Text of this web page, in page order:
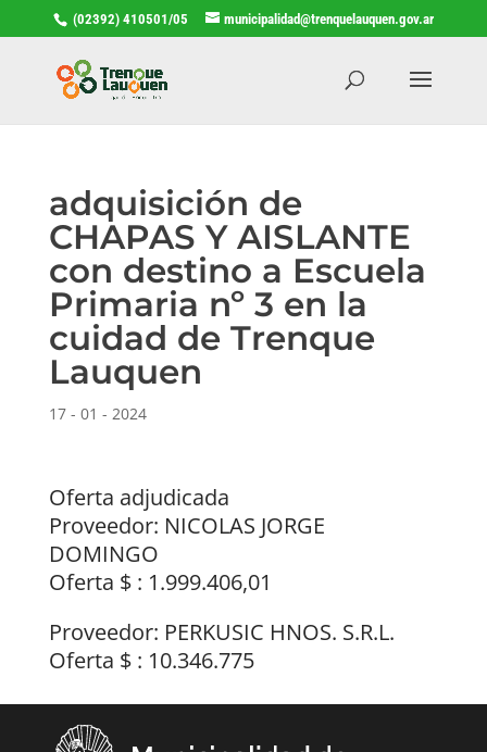
(02392) 410501/05 municipalidad@trenquelauquen.gov.ar
adquisición de
CHAPAS Y AISLANTE
con destino a Escuela
Primaria nº 3 en la
cuidad de Trenque
Lauquen
17 - 01 - 2024
Oferta adjudicada
Proveedor: NICOLAS JORGE
DOMINGO
Oferta $ : 1.999.406,01
Proveedor: PERKUSIC HNOS. S.R.L.
Oferta $ : 10.346.775